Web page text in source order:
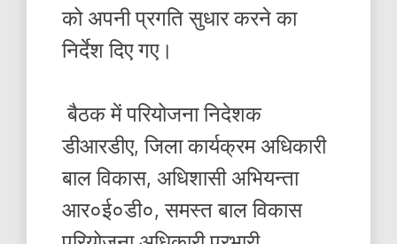
को अपनी प्रगति सुधार करने का
निर्देश दिए गए।
बैठक में परियोजना निदेशक
डीआरडीए, जिला कार्यक्रम अधिकारी
बाल विकास, अधिशासी अभियन्ता
आर०ई०डी०, समस्त बाल विकास